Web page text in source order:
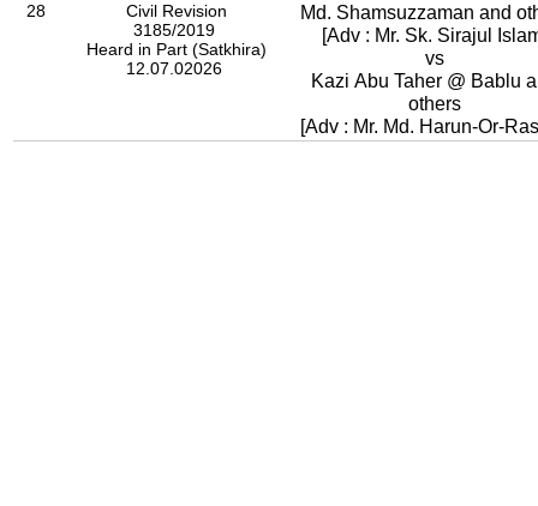
28
Civil Revision
3185/2019
Heard in Part (Satkhira)
12.07.02026
Md. Shamsuzzaman and
[Adv : Mr. Sk. Sirajul
vs
Kazi Abu Taher @ Bablu
others
[Adv : Mr. Md. Harun-Or-